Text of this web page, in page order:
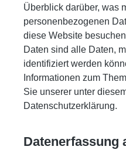
Überblick darüber, was
personenbezogenen
diese Website
Daten sind alle Daten,
identifiziert werden
Informationen zum
Sie unserer unter
Datenschutzerklärung.
Datenerfassung